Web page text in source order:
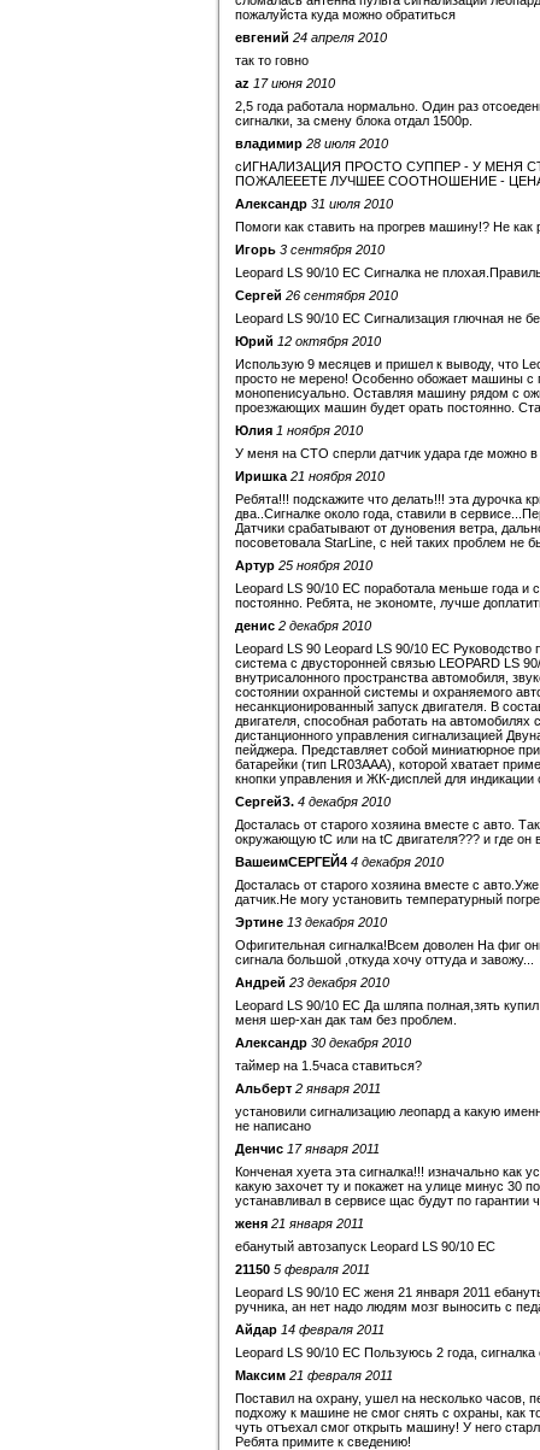
пожалуйста куда можно обратиться
евгений 24 апреля 2010
так то говно
az 17 июня 2010
2,5 года работала нормально. Один раз
сигналки, за смену блока отдал 1500р.
владимир 28 июля 2010
сИГНАЛИЗАЦИЯ ПРОСТО СУППЕР - У МЕНЯ
ПОЖАЛЕЕЕТЕ ЛУЧШЕЕ СООТНОШЕНИЕ -
Александр 31 июля 2010
Помоги как ставить на прогрев машину!? Не как
Игорь 3 сентября 2010
Leopard LS 90/10 EC Сигналка не
Сергей 26 сентября 2010
Leopard LS 90/10 EC Сигнализация глючная не
Юрий 12 октября 2010
Использую 9 месяцев и пришел к выводу, что
просто не мерено! Особенно обожает машины с
монопенисуально. Оставляя машину рядом с
проезжающих машин будет орать постоянно.
Юлия 1 ноября 2010
У меня на СТО сперли датчик удара где можно в
Иришка 21 ноября 2010
Ребята!!! подскажите что делать!!! эта дурочка
два..Сигналке около года, ставили в
Датчики срабатывают от дуновения ветра,
посоветовала StarLine, с ней таких проблем не
Артур 25 ноября 2010
Leopard LS 90/10 EC поработала меньше года и
постоянно. Ребята, не экономте, лучше
денис 2 декабря 2010
Leopard LS 90 Leopard LS 90/10 EC Руководство
система с двусторонней связью LEOPARD LS
внутрисалонного пространства автомобиля,
состоянии охранной системы и охраняемого
несанкционированный запуск двигателя. В
двигателя, способная работать на
дистанционного управления сигнализацией
пейджера. Представляет собой миниатюрное
батарейки (тип LR03AAA), которой хватает
кнопки управления и ЖК-дисплей для
СергейЗ. 4 декабря 2010
Досталась от старого хозяина вместе с авто.
окружающую tC или на tC двигателя??? и где он
ВашеимСЕРГЕЙ4 4 декабря 2010
Досталась от старого хозяина вместе с
датчик.Не могу установить температурный
Эртине 13 декабря 2010
Офигительная сигналка!Всем доволен На фиг
сигнала большой ,откуда хочу оттуда и завожу...
Андрей 23 декабря 2010
Leopard LS 90/10 EC Да шляпа полная,зять
меня шер-хан дак там без проблем.
Александр 30 декабря 2010
таймер на 1.5часа ставиться?
Альберт 2 января 2011
установили сигнализацию леопард а какую
не написано
Денчис 17 января 2011
Конченая хуета эта сигналка!!! изначально как
какую захочет ту и покажет на улице минус 30
устанавливал в сервисе щас будут по гарантии
женя 21 января 2011
ебанутый автозапуск Leopard LS 90/10 EC
21150 5 февраля 2011
Leopard LS 90/10 EC женя 21 января 2011
ручника, ан нет надо людям мозг выносить с
Айдар 14 февраля 2011
Leopard LS 90/10 EC Пользуюсь 2 года,
Максим 21 февраля 2011
Поставил на охрану, ушел на несколько часов,
подхожу к машине не смог снять с охраны, как
чуть отъехал смог открыть машину! У него
Ребята примите к сведению!